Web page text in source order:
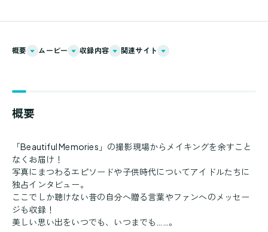
概要 ムービー 収録内容 関連サイト
概要
「Beautiful Memories」の撮影現場からメイキングを余すこと
なくお届け！
写真にまつわるエピソードや子供時代についてアイドルたちに
独占インタビュー。
ここでしか聴けない昔の自分へ贈る言葉やファンへのメッセー
ジも収録！
美しい思い出をいつでも、いつまでも……。